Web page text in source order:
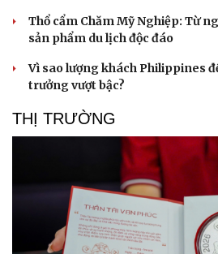
Sân khấu - Điện ảnh
Văn học
Âm nhạc
Di sản
Thổ cẩm Chăm Mỹ Nghiệp: Từ
sản phẩm du lịch độc đáo
Vì sao lượng khách Philippines
trưởng vượt bậc?
THỊ TRƯỜNG